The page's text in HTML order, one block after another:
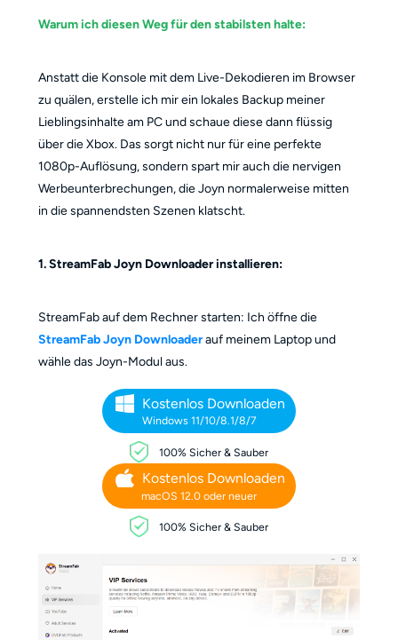
Warum ich diesen Weg für den stabilsten halte:
Anstatt die Konsole mit dem Live-Dekodieren im Browser
zu quälen, erstelle ich mir ein lokales Backup meiner
Lieblingsinhalte am PC und schaue diese dann flüssig
über die Xbox. Das sorgt nicht nur für eine perfekte
1080p-Auflösung, sondern spart mir auch die nervigen
Werbeunterbrechungen, die Joyn normalerweise mitten
in die spannendsten Szenen klatscht.
1. StreamFab Joyn Downloader installieren:
StreamFab auf dem Rechner starten: Ich öffne die
StreamFab Joyn Downloaderauf meinem Laptop und
wähle das Joyn-Modul aus.
Kostenlos Downloaden
Windows 11/10/8.1/8/7
100% Sicher & Sauber
Kostenlos Downloaden
macOS 12.0 oder neuer
100% Sicher & Sauber